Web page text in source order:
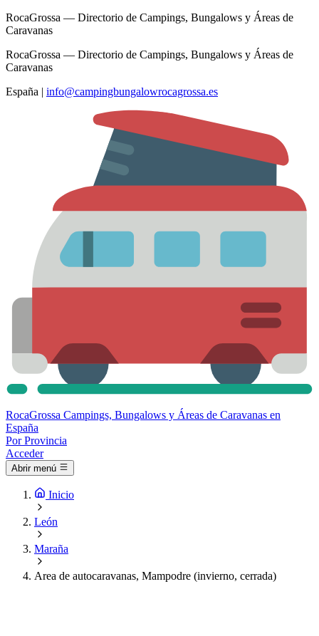
RocaGrossa — Directorio de Campings, Bungalows y Áreas de
Caravanas
RocaGrossa — Directorio de Campings, Bungalows y Áreas de
Caravanas
España | info@campingbungalowrocagrossa.es
RocaGrossa Campings, Bungalows y Áreas de Caravanas en
España
Por Provincia
Acceder
Abrir menú
Inicio
León
Maraña
Area de autocaravanas, Mampodre (invierno, cerrada)